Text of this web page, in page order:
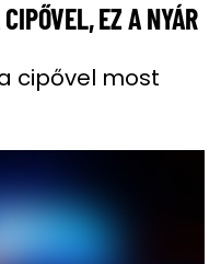
EZ A NYÁR
cipővel most